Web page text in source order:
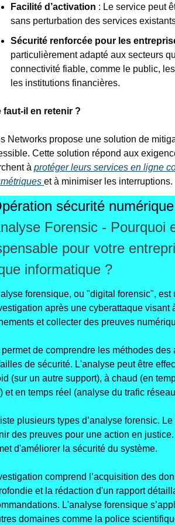
Facilité d’activation : Le service peut
sans perturbation des services
Sécurité renforcée pour les
particulièrement adapté aux secteurs
connectivité fiable, comme le public,
les institutions financières.
faut-il en retenir ?
Networks propose une solution de
Cette solution répond aux
à protéger leurs services en ligne
et à minimiser les interruptions.
sécurité numérique
Forensic - Pourquoi
pour votre
informatique ?
forensique, ou "digital forensic", est
après une cyberattaque visant
et collecter des preuves
de comprendre les méthodes des
de sécurité. L'analyse peut être
(sur un autre support), à chaud (en
et en temps réel (analyse du trafic
plusieurs types d’analyse forensic.
des preuves pour une action en
d'améliorer la sécurité du système.
comprend l’acquisition des
et la rédaction d'un rapport
L'analyse forensique
domaines comme la police